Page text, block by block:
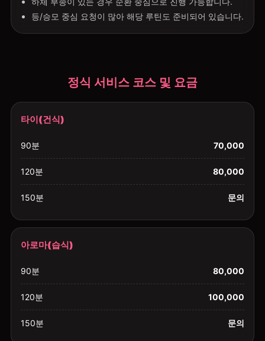
등/승모 중심 요청이 많아 해당 루틴도 준비되어 있습니다.
정식 서비스 코스 및 요금
타이(건식)
90분 70,000
120분 80,000
150분 문의
아로마(습식)
90분 80,000
120분 100,000
150분 문의